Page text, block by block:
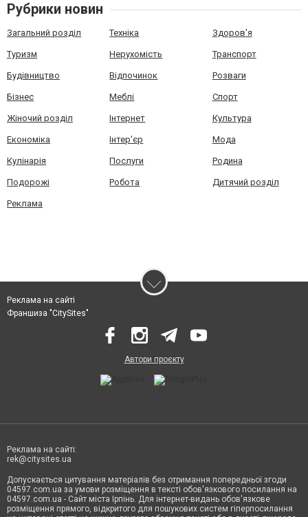
Рубрики новин
Загальний розділ Техніка Здоров'я
Туризм Нерухомість Транспорт
Будівництво Відпочинок Розваги
Бізнес Меблі Спорт
Жіночий розділ Інтернет Культура
Економіка Інтер'єр Мода
Кулінарія Послуги Родина
Подорожі Робота Дитячий розділ
Реклама
Реклама на сайті
Франшиза "CitySites"
Автори проєкту
Реклама на сайті:
rek@citysites.ua
Допускається цитування матеріалів без отримання попередньої згоди
04597.com.ua за умови розміщення в тексті обов'язкового посилання на
04597.com.ua - Сайт міста Ірпінь. Для інтернет-видань обов'язкове
розміщення прямого, відкритого для пошукових систем гіперпосилання